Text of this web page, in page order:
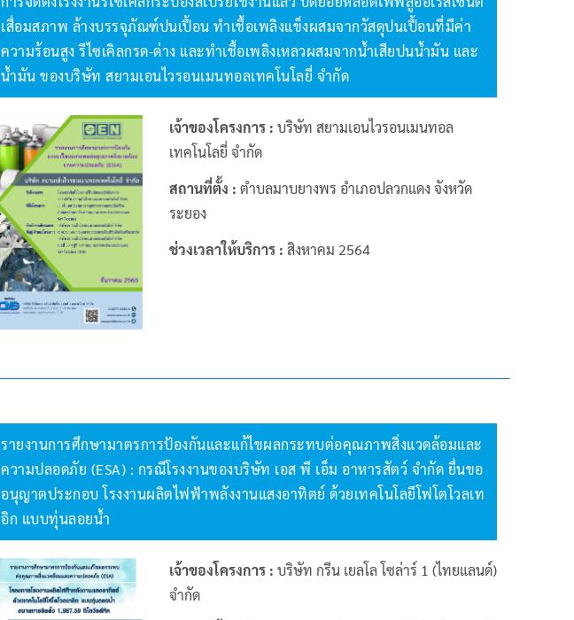
เสื่อมสภาพ ล้างบรรจุภัณฑ์ปนเปื้อน ทำเชื้อเพลิงแข็งผสมจากวัสดุปนเปื้อนที่มีค่า
ความร้อนสูง รีไซเคิลกรด-ด่าง และทำเชื้อเพลิงเหลวผสมจากน้ำเสียปนน้ำมัน และ
น้ำมัน ของบริษัท สยามเอนไวรอนเมนทอลเทคโนโลยี่ จำกัด
เจ้าของโครงการ : บริษัท สยามเอนไวรอนเมนทอล
เทคโนโลยี่ จำกัด
สถานที่ตั้ง : ตำบลมาบยางพร อำเภอปลวกแดง จังหวัด
ระยอง
ช่วงเวลาให้บริการ : สิงหาคม 2564
รายงานการศึกษามาตรการป้องกันและแก้ไขผลกระทบต่อคุณภาพสิ่งแวดล้อมและ
ความปลอดภัย (ESA) : กรณีโรงงานของบริษัท เอส พี เอ็ม อาหารสัตว์ จำกัด ยื่นขอ
อนุญาตประกอบ โรงงานผลิตไฟฟ้าพลังงานแสงอาทิตย์ ด้วยเทคโนโลยีโฟโตโวลเท
อิก แบบทุ่นลอยน้ำ
เจ้าของโครงการ : บริษัท กรีน เยลโล โซล่าร์ 1 (ไทยแลนด์)
จำกัด